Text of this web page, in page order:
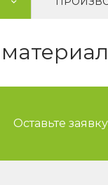
Оставьте